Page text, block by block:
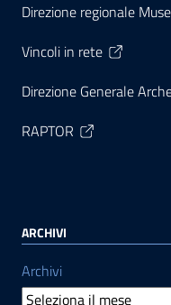
Direzione regionale
Vincoli in rete
Direzione Generale
RAPTOR
ARCHIVI
Archivi